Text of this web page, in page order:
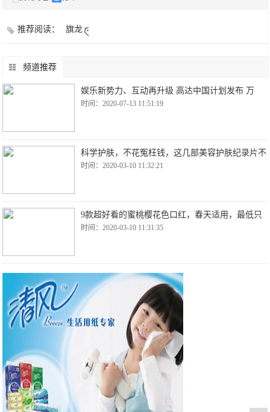
推荐阅读： 旗龙
频道推荐
娱乐新势力、互动再升级 高达中国计划发布 万
时间：2020-07-13 11:51:19
科学护肤，不花冤枉钱，这几部美容护肤纪录片不
时间：2020-03-10 11:32:21
9款超好看的蜜桃樱花色口红，春天适用，最低只
时间：2020-03-10 11:31:35